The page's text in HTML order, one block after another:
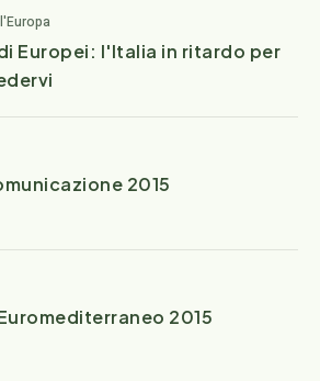
Europei: l'Italia in ritardo per
2015
2015